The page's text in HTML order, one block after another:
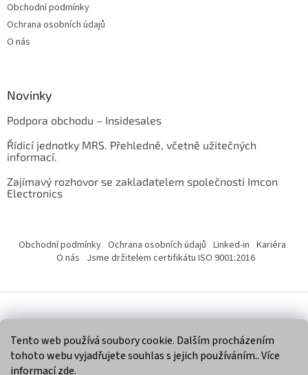
Tento web používá soubory cookie. Dalším procházením
tohoto webu vyjadřujete souhlas s jejich používáním.. Více
informacízde.
Obchodní podmínky
Ochrana osobních údajů
O nás
Novinky
Podpora obchodu – Insidesales
Řídicí jednotky MRS. Přehledně, včetně užitečných
informací.
Zajímavý rozhovor se zakladatelem společnosti Imcon
Electronics
Obchodní podmínky Ochrana osobních údajů Linked-in Kariéra
O nás Jsme držitelem certifikátu ISO 9001:2016
Copyright 2026